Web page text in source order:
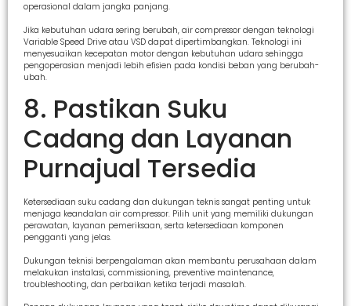
operasional dalam jangka panjang.
Jika kebutuhan udara sering berubah, air compressor dengan teknologi
Variable Speed Drive atau VSD dapat dipertimbangkan. Teknologi ini
menyesuaikan kecepatan motor dengan kebutuhan udara sehingga
pengoperasian menjadi lebih efisien pada kondisi beban yang berubah-
ubah.
8. Pastikan Suku
Cadang dan Layanan
Purnajual Tersedia
Ketersediaan suku cadang dan dukungan teknis sangat penting untuk
menjaga keandalan air compressor. Pilih unit yang memiliki dukungan
perawatan, layanan pemeriksaan, serta ketersediaan komponen
pengganti yang jelas.
Dukungan teknisi berpengalaman akan membantu perusahaan dalam
melakukan instalasi, commissioning, preventive maintenance,
troubleshooting, dan perbaikan ketika terjadi masalah.